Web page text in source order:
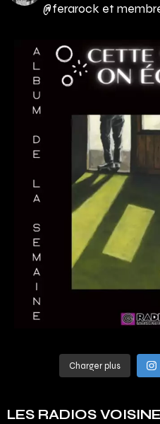
@ferarock et
Charger plus
LES RADIOS